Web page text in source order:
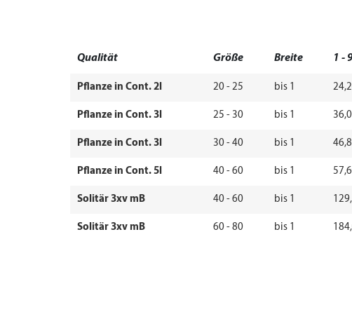
Qualität Größe Breite 1 -
Pflanze in Cont. 2l 20 - 25 bis 1
Pflanze in Cont. 3l 25 - 30 bis 1
Pflanze in Cont. 3l 30 - 40 bis 1
Pflanze in Cont. 5l 40 - 60 bis 1
Solitär 3xv mB 40 - 60 bis 1
Solitär 3xv mB 60 - 80 bis 1